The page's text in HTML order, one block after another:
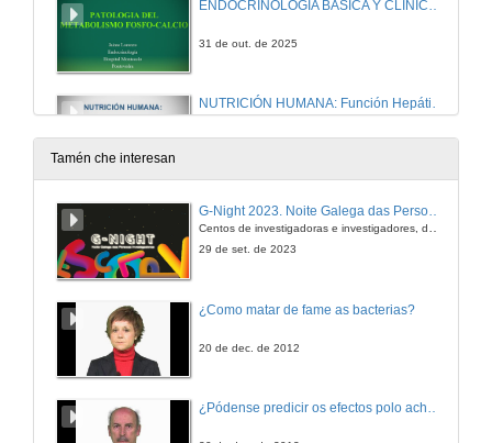
31 de out. de 2025
NUTRICIÓN HUMANA: Función Hepática
5 de nov. de 2025
Tamén che interesan
G-Night 2023. Noite Galega das Persoas Investigadoras. Conciencias creativas
29 de set. de 2023
¿Como matar de fame as bacterias?
20 de dec. de 2012
¿Pódense predicir os efectos polo achegamento á Terra dos asteroides?